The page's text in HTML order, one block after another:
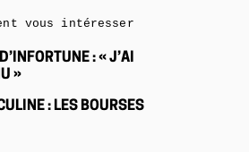
vous intéresser
: « J’AI
»
: LES BOURSES